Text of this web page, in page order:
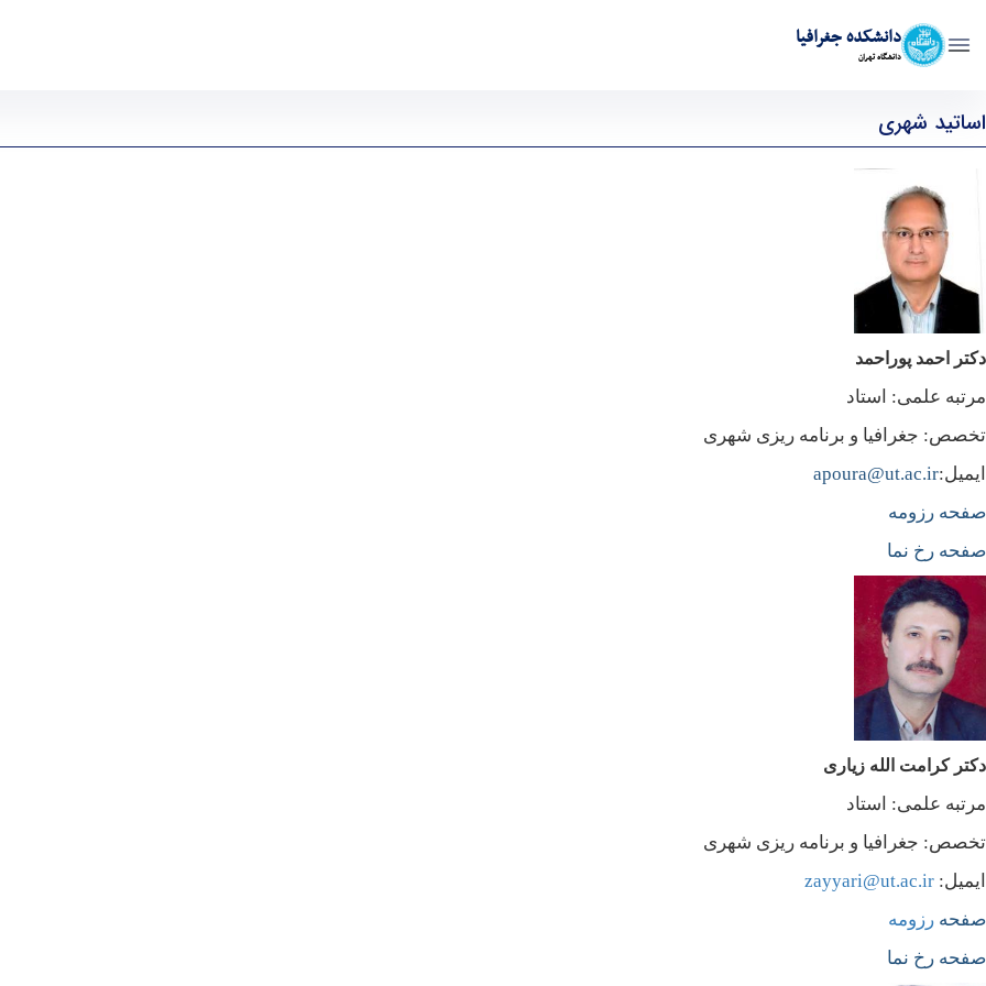
دانشکده جغرافیا
دانشگاه تهران
اعضای هیات علمی - geography- دانشکده جغرافیا
اساتید شهری
دکتر احمد پوراحمد
مرتبه علمی: استاد
تخصص: جغرافیا و برنامه ریزی شهری
ایمیل:apoura@ut.ac.ir
صفحه رزومه
صفحه رخ نما
دکتر کرامت الله زیاری
مرتبه علمی: استاد
تخصص: جغرافیا و برنامه ریزی شهری
ایمیل: zayyari@ut.ac.ir
صفحه رزومه
صفحه رخ نما